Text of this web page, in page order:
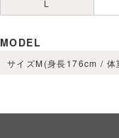
L
MODEL
サイズM(身長176cm / 体